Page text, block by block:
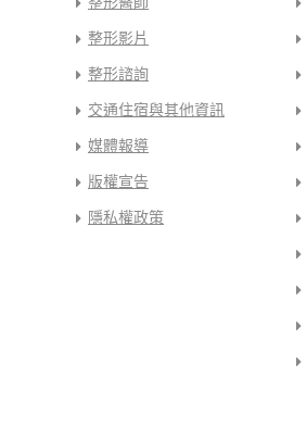
整形影片
整形諮詢
交通住宿與其他資訊
媒體報導
版權宣告
隱私權政策